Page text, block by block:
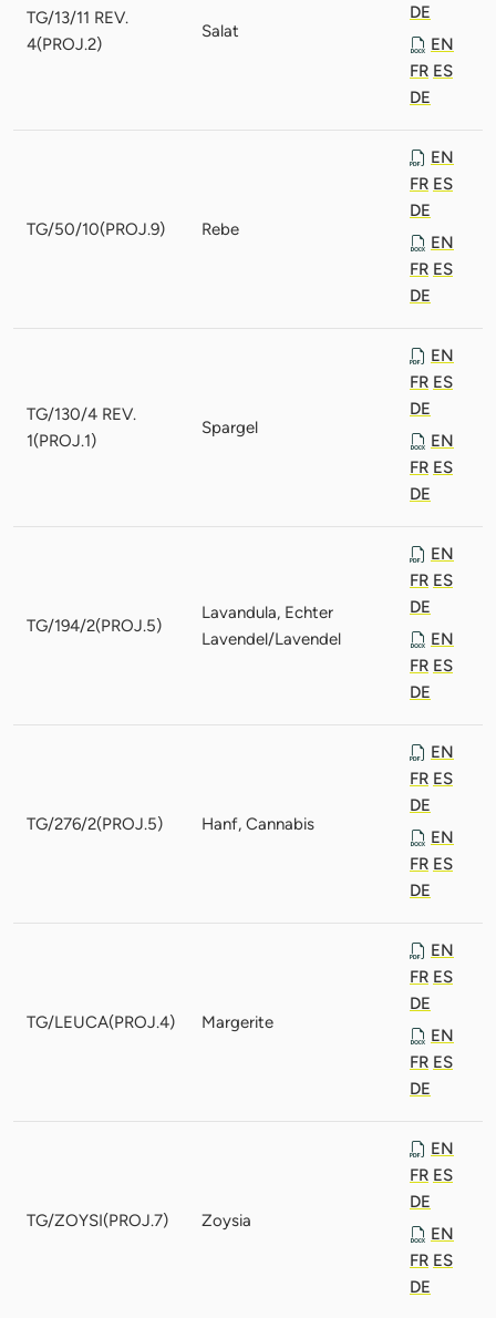
TG/13/11 REV.
4(PROJ.2)
Salat
DE
EN
FR ES
DE
TG/50/10(PROJ.9) Rebe
EN
FR ES
DE
EN
FR ES
DE
TG/130/4 REV.
1(PROJ.1)
Spargel
EN
FR ES
DE
EN
FR ES
DE
TG/194/2(PROJ.5)
Lavandula, Echter
Lavendel/Lavendel
EN
FR ES
DE
EN
FR ES
DE
TG/276/2(PROJ.5) Hanf, Cannabis
EN
FR ES
DE
EN
FR ES
DE
TG/LEUCA(PROJ.4) Margerite
EN
FR ES
DE
EN
FR ES
DE
TG/ZOYSI(PROJ.7) Zoysia
EN
FR ES
DE
EN
FR ES
DE